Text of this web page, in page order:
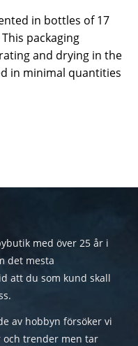
in bottles of 17
packaging
and drying in the
in minimal quantities
med över 25 år i
det mesta
att du som kund skall
av hobbyn försöker vi
trender men tar